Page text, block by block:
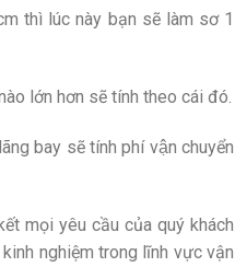
thì lúc này bạn sẽ làm sơ 1
lớn hơn sẽ tính theo cái đó.
bay sẽ tính phí vận chuyển
mọi yêu cầu của quý khách
nghiệm trong lĩnh vực vận